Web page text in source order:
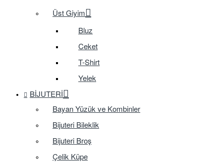
Üst Giyim
Bluz
Ceket
T-Shirt
Yelek
BIJUTERI
Bayan Yüzük ve Kombinler
Bijuteri Bileklik
Bijuteri Broş
Çelik Küpe